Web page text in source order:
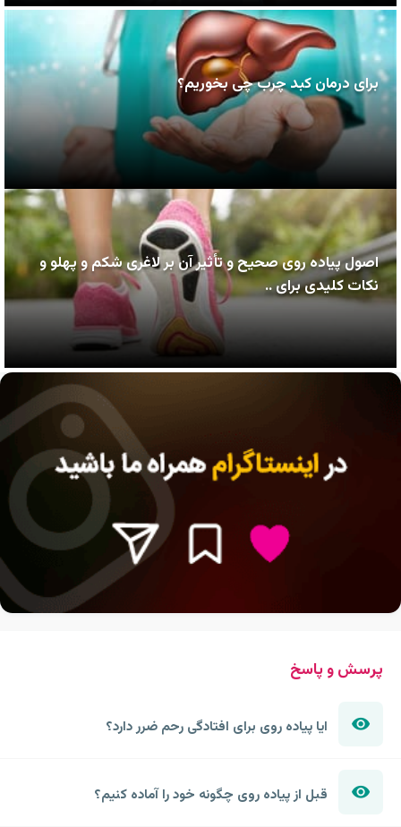
برای درمان کبد چرب چی بخوریم؟
اصول پیاده روی صحیح و تأثیر آن بر لاغری شکم و پهلو و
نکات کلیدی برای ..
پرسش و پاسخ
ایا پیاده روی برای افتادگی رحم ضرر دارد؟
قبل از پیاده روی چگونه خود را آماده کنیم؟